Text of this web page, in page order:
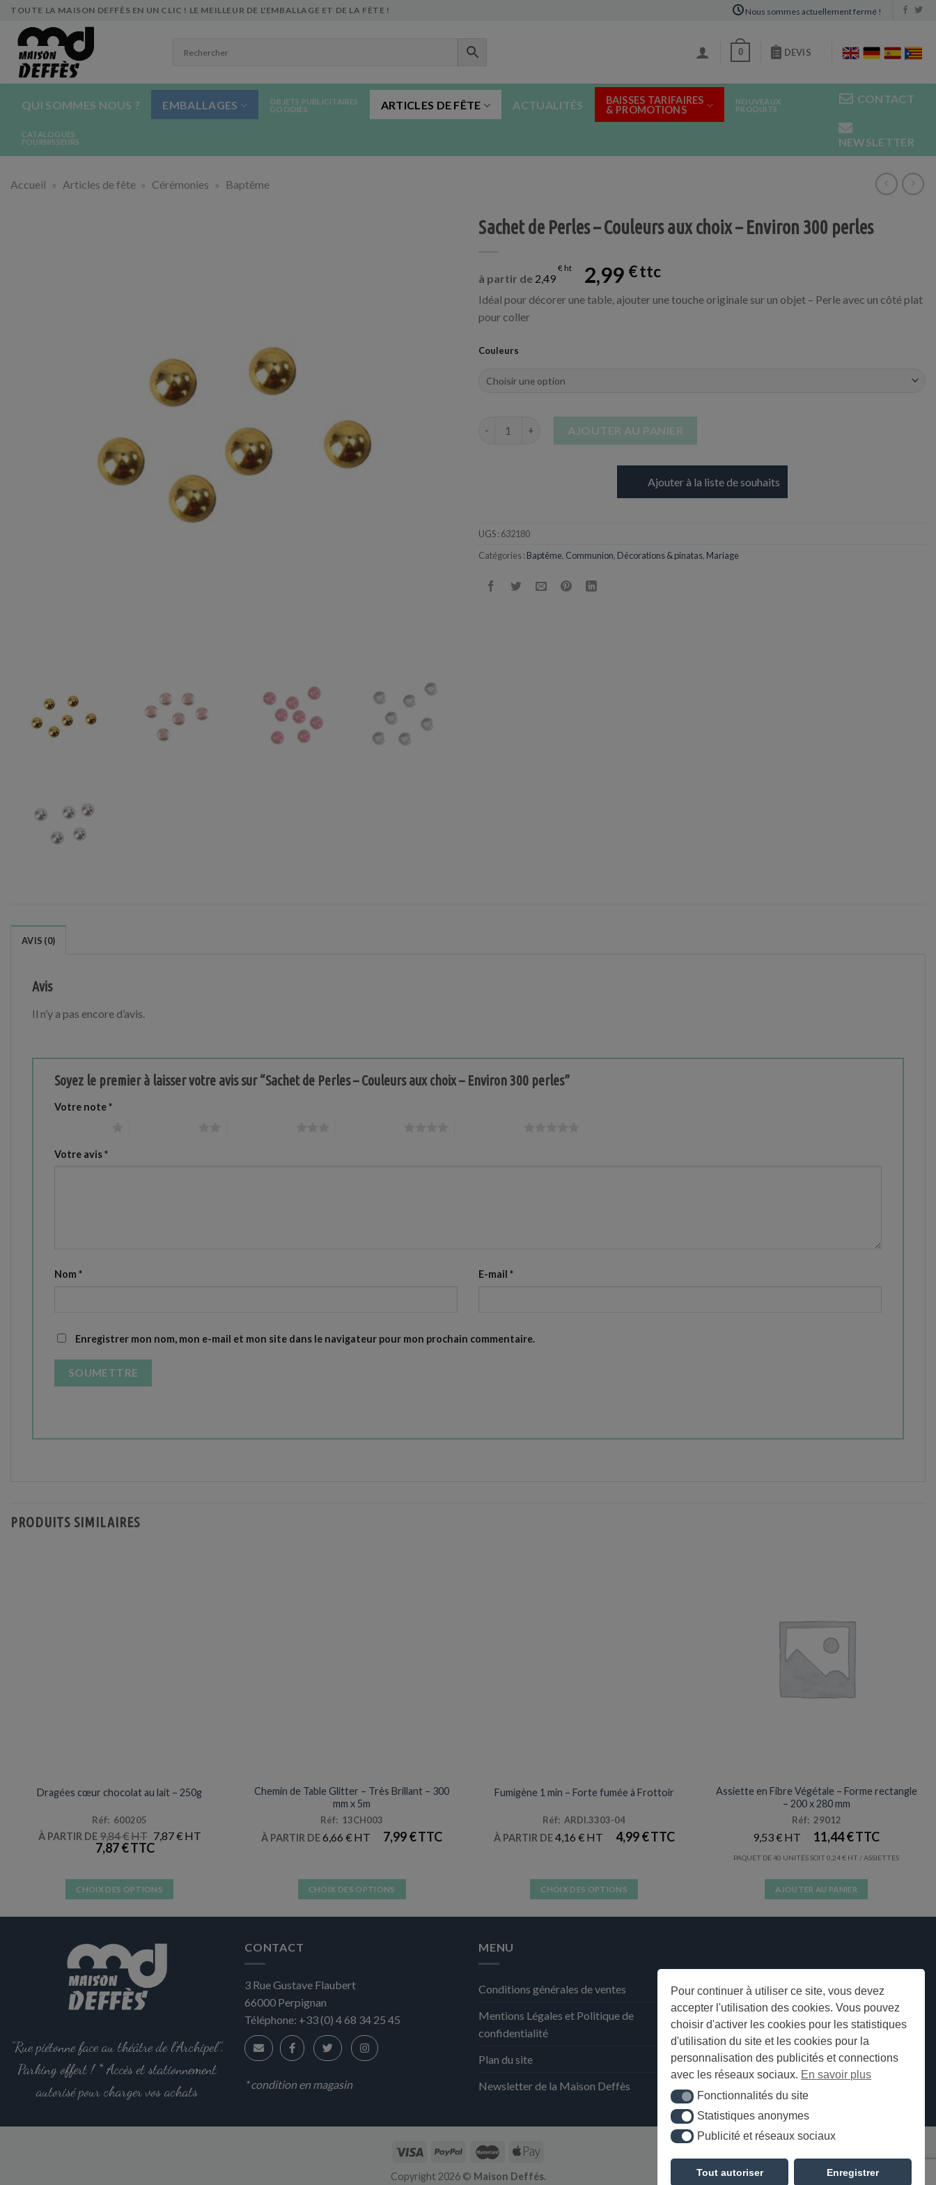
Pour continuer à utiliser ce site, vous devez
accepter l'utilisation des cookies. Vous pouvez
choisir d'activer les cookies pour les statistiques
d'utilisation du site et les cookies pour la
personnalisation des publicités et connections
avec les réseaux sociaux. En savoir plus
Fonctionnalités du site
Fonctionnalités du site
Statistiques anonymes
Statistiques anonymes
Publicité et réseaux sociaux
Publicité et réseaux sociaux
Tout autoriser Enregistrer
Skip
content
TOUTE LA MAISON DEFFÈS EN UN CLIC ! LE MEILLEUR DE L'EMBALLAGE ET DE LA FÊTE ! Nous sommes actuellement fermé !
0 DEVIS
QUI SOMMES NOUS ? EMBALLAGES
OBJETS PUBLICITAIRES
GOODIES
ARTICLES DE FÊTE ACTUALITÉS
BAISSES TARIFAIRES
& PROMOTIONS
NOUVEAUX
PRODUITS
CATALOGUES
FOURNISSEURS
CONTACT
NEWSLETTER
Accueil » Articles de fête » Cérémonies » Baptême
Sachet de Perles – Couleurs aux choix – Environ 300 perles
à partir de 2,49
€ 2,99 €
Idéal pour décorer une table, ajouter une touche originale sur un objet – Perle avec un côté plat
pour coller
Couleurs
AJOUTER AU PANIER
Ajouter à la liste de souhaits
UGS : 632180
Catégories : Baptême, Communion, Décorations & pinatas, Mariage
AVIS (0)
Avis
Il n’y a pas encore d’avis.
Soyez le premier à laisser votre avis sur “Sachet de Perles – Couleurs aux choix – Environ 300 perles”
Votre note*
Votre avis*
Nom * E-mail *
Enregistrer mon nom, mon e-mail et mon site dans le navigateur pour mon prochain commentaire.
PRODUITS SIMILAIRES
Dragées cœur chocolat au lait – 250g
Réf: 600205
À PARTIR DE9,84€
LE
PRIX
INITIAL
7,87€
LE
7,87€
CHOIX DES OPTIONS
plusieurs
variations.
Les
options
choisies
sur
page
Chemin de Table Glitter – Très Brillant – 300
mm x 5m
Réf: 13CH003
À PARTIR DE6,66€ 7,99€
CHOIX DES OPTIONS
Les
peuvent
être
choisies
la
Fumigène 1 min – Forte fumée à Frottoir
Réf: ARDI.3303-04
À PARTIR DE4,16 € 4,99€
CHOIX DES OPTIONS
Les
peuvent
la
Assiette en Fibre Végétale – Forme rectangle
– 200 x 280 mm
Réf: 29012
9,53€ 11,44€
PAQUET DE 40 UNITÉS SOIT 0,24€ / ASSIETTES
AJOUTER AU PANIER
"Rue piétonne face au théâtre de l'Archipel".
Parking offert ! * Accès et stationnement
autorisé pour charger vos achats
CONTACT
3 Rue Gustave Flaubert
66000 Perpignan
Téléphone: +33 (0) 4 68 34 25 45
* condition en magasin
MENU
Conditions générales de ventes
Mentions Légales et Politique de
confidentialité
Plan du site
Newsletter de la Maison Deffès
Copyright 2026 © Maison Deffés.